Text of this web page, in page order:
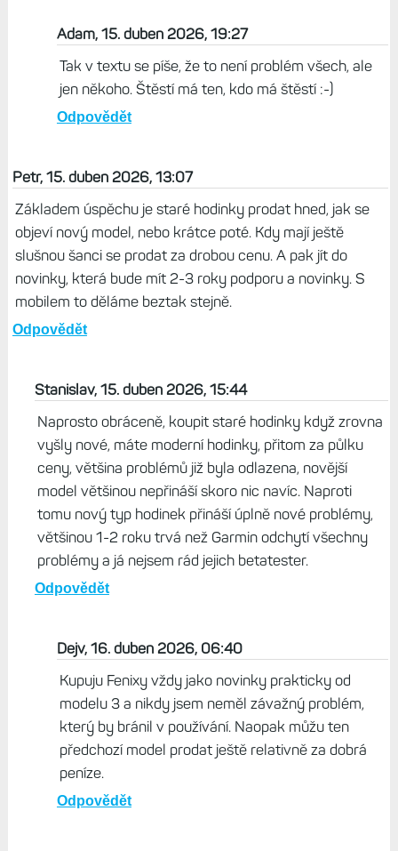
Adam, 15. duben 2026, 19:27
Tak v textu se píše, že to není problém všech, ale
jen někoho. Štěstí má ten, kdo má štěstí :-)
Odpovědět
Petr, 15. duben 2026, 13:07
Základem úspěchu je staré hodinky prodat hned, jak se
objeví nový model, nebo krátce poté. Kdy mají ještě
slušnou šanci se prodat za drobou cenu. A pak jít do
novinky, která bude mít 2-3 roky podporu a novinky. S
mobilem to děláme beztak stejně.
Odpovědět
Stanislav, 15. duben 2026, 15:44
Naprosto obráceně, koupit staré hodinky když zrovna
vyšly nové, máte moderní hodinky, přitom za půlku
ceny, většina problémů již byla odlazena, novější
model většinou nepřináší skoro nic navíc. Naproti
tomu nový typ hodinek přináší úplně nové problémy,
většinou 1-2 roku trvá než Garmin odchytí všechny
problémy a já nejsem rád jejich betatester.
Odpovědět
Dejv, 16. duben 2026, 06:40
Kupuju Fenixy vždy jako novinky prakticky od
modelu 3 a nikdy jsem neměl závažný problém,
který by bránil v používání. Naopak můžu ten
předchozí model prodat ještě relativně za dobrá
peníze.
Odpovědět